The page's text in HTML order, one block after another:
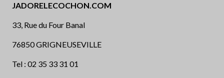
JADORELECOCHON.COM
33, Rue du Four Banal
76850 GRIGNEUSEVILLE
Tel : 02 35 33 31 01